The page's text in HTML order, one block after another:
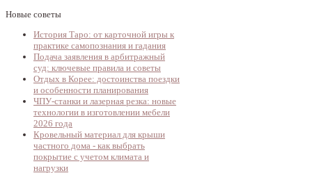
Новые советы
История Таро: от карточной игры к
практике самопознания и гадания
Подача заявления в арбитражный
суд: ключевые правила и советы
Отдых в Корее: достоинства поездки
и особенности планирования
ЧПУ-станки и лазерная резка: новые
технологии в изготовлении мебели
2026 года
Кровельный материал для крыши
частного дома - как выбрать
покрытие с учетом климата и
нагрузки